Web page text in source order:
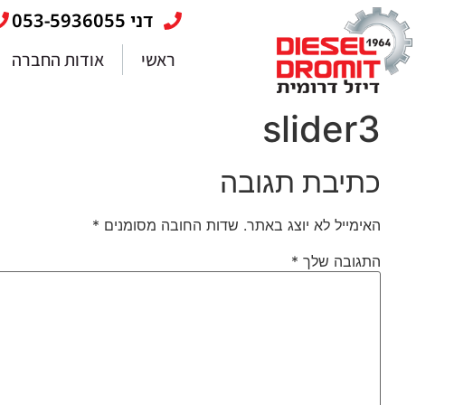
דני 053-5936055
ראשי אודות החברה
slider3
כתיבת תגובה
האימייל לא יוצג באתר. שדות החובה מסומנים *
התגובה שלך *